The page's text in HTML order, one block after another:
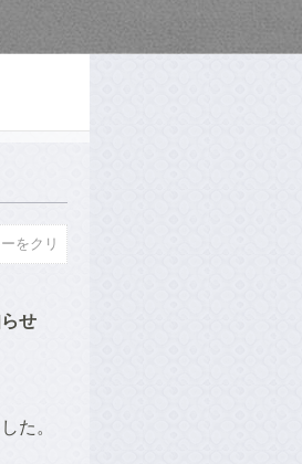
せ
た。